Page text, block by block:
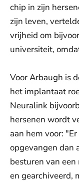
chip in zijn
zijn leven,
vrijheid om
universiteit,
Voor Arbaugh is
het implantaat
Neuralink
hersenen wordt
aan hem voor:
opgevangen dan
besturen van
en gearchiveerd,